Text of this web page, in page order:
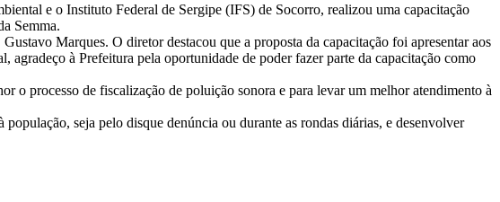
e o Instituto Federal de Sergipe (IFS) de Socorro, realizou uma capacitação
Semma.
Marques. O diretor destacou que a proposta da capacitação foi apresentar aos
agradeço à Prefeitura pela oportunidade de poder fazer parte da capacitação como
o processo de fiscalização de poluição sonora e para levar um melhor atendimento à
seja pelo disque denúncia ou durante as rondas diárias, e desenvolver